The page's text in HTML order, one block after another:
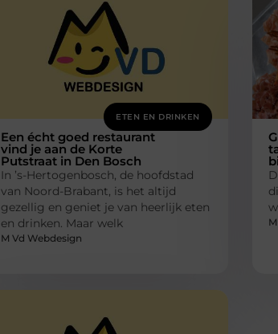
ETEN EN DRINKEN
Een écht goed restaurant
vind je aan de Korte
Putstraat in Den Bosch
In ’s-Hertogenbosch, de hoofdstad
van Noord-Brabant, is het altijd
gezellig en geniet je van heerlijk eten
en drinken. Maar welk
M Vd Webdesign